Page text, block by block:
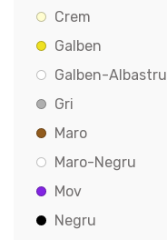
Crem
Galben
Galben-Albastru
Gri
Maro
Maro-Negru
Mov
Negru